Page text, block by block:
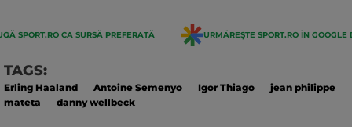
SPORT.RO CA SURSĂ PREFERATĂ URMĂREȘTE SPORT.RO ÎN GOOGLE
TAGS:
Erling Haaland Antoine Semenyo Igor Thiago
jean philippe
mateta
danny wellbeck